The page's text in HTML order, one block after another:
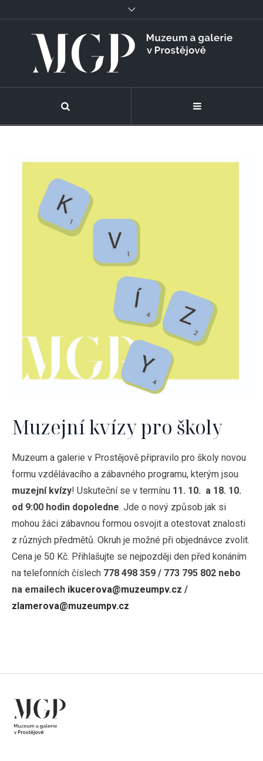
Muzejní kvízy pro školy
Muzeum a galerie v Prostějově připravilo pro školy novou
formu vzdělávacího a zábavného programu, kterým jsou
muzejní kvízy! Uskuteční se v termínu 11. 10. a 18. 10.
od 9:00 hodin dopoledne. Jde o nový způsob jak si
mohou žáci zábavnou formou osvojit a otestovat znalosti
z různých předmětů. Okruh je možné při objednávce zvolit.
Cena je 50 Kč. Přihlašujte se nejpozději den před konáním
na telefonních číslech 778 498 359 / 773 795 802 nebo
na emailech ikucerova@muzeumpv.cz /
zlamerova@muzeumpv.cz